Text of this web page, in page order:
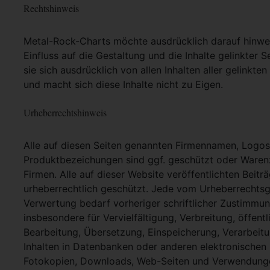
Rechtshinweis
Metal-Rock-Charts möchte ausdrücklich darauf
Einfluss auf die Gestaltung und die Inhalte gelinkter
sie sich ausdrücklich von allen Inhalten aller
und macht sich diese Inhalte nicht zu Eigen.
Urheberrechtshinweis
Alle auf diesen Seiten genannten Firmennamen,
Produktbezeichungen sind ggf. geschützt oder
Firmen. Alle auf dieser Website veröffentlichten
urheberrechtlich geschützt. Jede vom
Verwertung bedarf vorheriger schriftlicher
insbesondere für Vervielfältigung, Verbreitung,
Bearbeitung, Übersetzung, Einspeicherung,
Inhalten in Datenbanken oder anderen
Fotokopien, Downloads, Web-Seiten und